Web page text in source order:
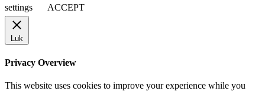
settings
ACCEPT
Luk
Privacy Overview
This website uses cookies to improve your experience while you